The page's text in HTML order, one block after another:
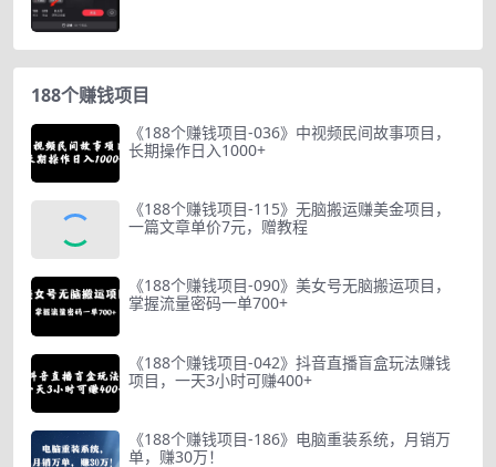
188个赚钱项目
《188个赚钱项目-036》中视频民间故事项目，
长期操作日入1000+
《188个赚钱项目-115》无脑搬运赚美金项目，
一篇文章单价7元，赠教程
《188个赚钱项目-090》美女号无脑搬运项目，
掌握流量密码一单700+
《188个赚钱项目-042》抖音直播盲盒玩法赚钱
项目，一天3小时可赚400+
《188个赚钱项目-186》电脑重装系统，月销万
单，赚30万！